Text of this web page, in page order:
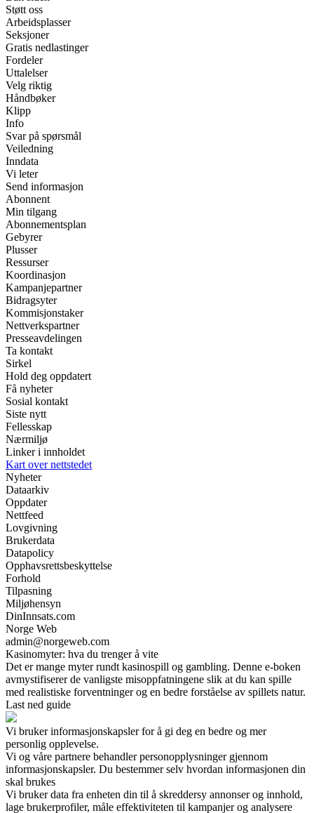
Støtt oss
Arbeidsplasser
Seksjoner
Gratis nedlastinger
Fordeler
Uttalelser
Velg riktig
Håndbøker
Klipp
Info
Svar på spørsmål
Veiledning
Inndata
Vi leter
Send informasjon
Abonnent
Min tilgang
Abonnementsplan
Gebyrer
Plusser
Ressurser
Koordinasjon
Kampanjepartner
Bidragsyter
Kommisjonstaker
Nettverkspartner
Presseavdelingen
Ta kontakt
Sirkel
Hold deg oppdatert
Få nyheter
Sosial kontakt
Siste nytt
Fellesskap
Nærmiljø
Linker i innholdet
Kart over nettstedet
Nyheter
Dataarkiv
Oppdater
Nettfeed
Lovgivning
Brukerdata
Datapolicy
Opphavsrettsbeskyttelse
Forhold
Tilpasning
Miljøhensyn
DinInnsats.com
Norge Web
admin@norgeweb.com
Kasinomyter: hva du trenger å vite
Det er mange myter rundt kasinospill og gambling. Denne e-boken
avmystifiserer de vanligste misoppfatningene slik at du kan spille
med realistiske forventninger og en bedre forståelse av spillets natur.
Last ned guide
Vi bruker informasjonskapsler for å gi deg en bedre og mer
personlig opplevelse.
Vi og våre partnere behandler personopplysninger gjennom
informasjonskapsler. Du bestemmer selv hvordan informasjonen din
skal brukes
Vi bruker data fra enheten din til å skreddersy annonser og innhold,
lage brukerprofiler, måle effektiviteten til kampanjer og analysere